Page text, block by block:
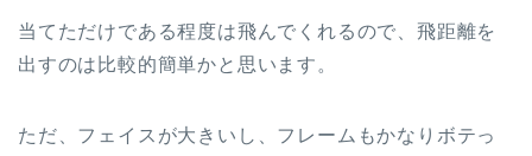
当てただけである程度は飛んでくれるので、飛距離を
出すのは比較的簡単かと思います。
ただ、フェイスが大きいし、フレームもかなりボテっ